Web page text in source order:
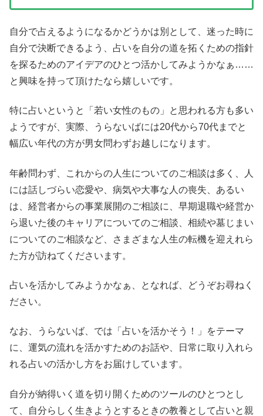
自分で占えるようになるかどうかは別として、迷った時に
自分で決断できるよう、占いを自分の道を拓くための指針
を探るためのアイデアのひとつ活かしてみようかなぁ……
と興味を持って頂けたなら嬉しいです。
特に占いというと「若い女性のもの」と思われる方も多い
ようですが、実際、うらないばには20代から70代までと
幅広い年代の方が男女問わずお越しになります。
年齢問わず、これからの人生についてのご相談は多く、人
には話しづらい恋愛や、病気や大事な人の喪失、あるい
は、経営者からの事業展開のご相談に、早期退職や経営か
ら退いた後のキャリアについてのご相談、相続や墓じまい
についてのご相談など、さまざまな人生の転機を迎えれら
た方が訪ねてくださいます。
占いを活かしてみようかなぁ、となれば、どうぞお尋ねく
ださい。
なお、うらないば、では「占いを活かそう！」をテーマ
に、運気の流れを活かすためのお話や、日常に取り入れら
れる占いの活かし方をお届けしています。
自分が納得いく道を切り開くためのツールのひとつとし
て、自分らしく生きようとするときの教養として占いと親